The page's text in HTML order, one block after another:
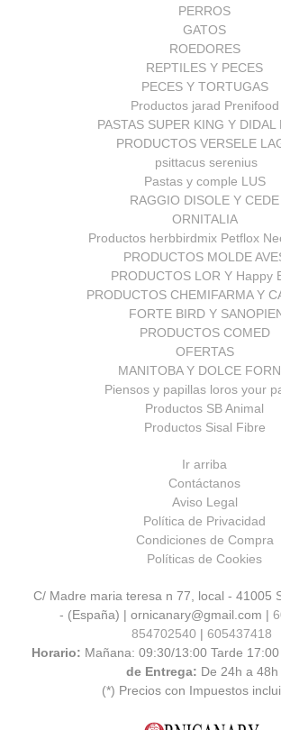
PERROS
GATOS
ROEDORES
REPTILES Y PECES
PECES Y TORTUGAS
Productos jarad Prenifood
PASTAS SUPER KING Y DIDAL
PRODUCTOS VERSELE
psittacus serenius
Pastas y comple LUS
RAGGIO DISOLE Y CEDE
ORNITALIA
Productos herbbirdmix Petflox
PRODUCTOS MOLDE
PRODUCTOS LOR Y Happy
PRODUCTOS CHEMIFARMA Y
FORTE BIRD Y
PRODUCTOS COMED
OFERTAS
MANITOBA Y DOLCE
Piensos y papillas loros your
Productos SB Animal
Productos Sisal Fibre
Ir arriba
Contáctanos
Aviso Legal
Política de Privacidad
Condiciones de Compra
Políticas de Cookies
C/ Madre maria teresa n 77, local - 41005
- (España) | ornicanary@gmail.com |
854702540 | 605437418
Horario: Mañana: 09:30/13:00 Tarde
de Entrega: De 24h a 48h
(*) Precios con Impuestos